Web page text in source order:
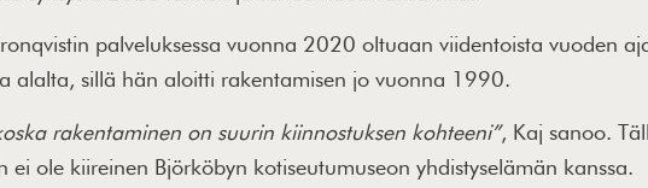
palveluksessa vuonna 2020 oltuaan viidentoista vuoden
alalta, sillä hän aloitti rakentamisen jo vuonna 1990.
rakentaminen on suurin kiinnostuksen kohteeni”, Kaj sanoo.
ei ole kiireinen Björköbyn kotiseutumuseon yhdistyselämän kanssa.